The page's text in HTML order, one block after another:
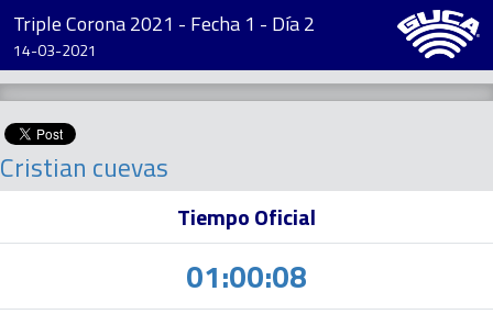
Triple Corona 2021 - Fecha 1 - Día 2
14-03-2021
Cristian cuevas
Tiempo Oficial
01:00:08